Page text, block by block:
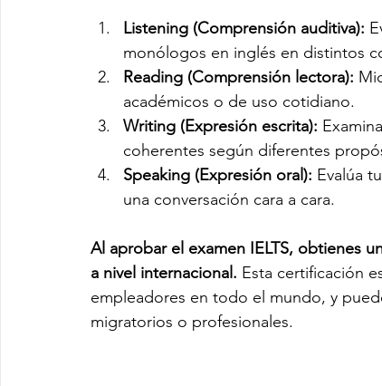
Listening (Comprensión auditiva):
monólogos en inglés en distintos
Reading (Comprensión lectora):
académicos o de uso cotidiano.
Writing (Expresión escrita):
coherentes según diferentes
Speaking (Expresión oral): Evalúa
una conversación cara a cara.
Al aprobar el examen IELTS, obtienes
a nivel internacional. Esta certificación
empleadores en todo el mundo, y
migratorios o profesionales.